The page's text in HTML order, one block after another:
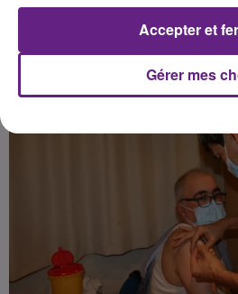
Gérer mes
Accepter et